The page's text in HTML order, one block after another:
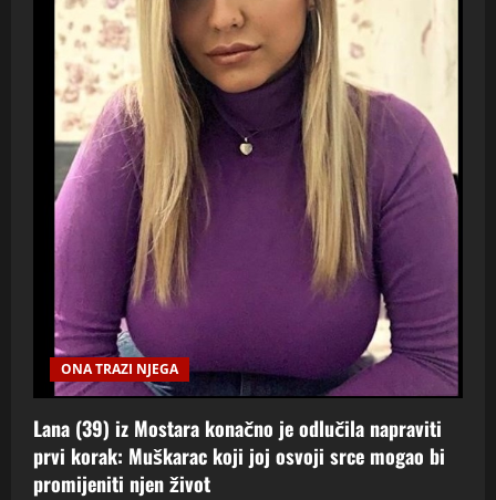
ONA TRAZI NJEGA
Lana (39) iz Mostara konačno je odlučila napraviti
prvi korak: Muškarac koji joj osvoji srce mogao bi
promijeniti njen život